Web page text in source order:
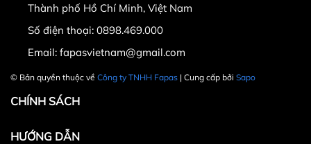
Hotline CSKH: 090 376 9205
Fanpage:FACEBOOK.COM/FAPAS.VN
Thành phố Hồ Chí Minh, Việt Nam
Số điện thoại: 0898.469.000
Email: fapasvietnam@gmail.com
© Bản quyền thuộc về Công ty TNHH Fapas | Cung cấp bởi Sapo
CHÍNH SÁCH
HƯỚNG DẪN